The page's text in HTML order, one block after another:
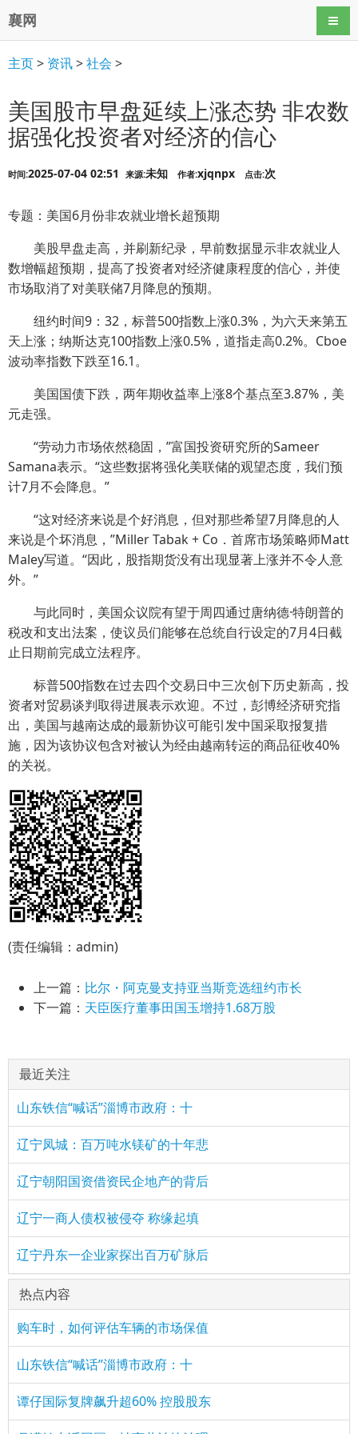
襄网 导航
主页> 资讯>社会 >
美国股市早盘延续上涨态势 非农数
据强化投资者对经济的信心
时间:2025-07-04 02:51 来源:未知 作者:xjqnpx 点击:次
专题：美国6月份非农就业增长超预期
美股早盘走高，并刷新纪录，早前数据显示非农就业人
数增幅超预期，提高了投资者对经济健康程度的信心，并使
市场取消了对美联储7月降息的预期。
纽约时间9：32，标普500指数上涨0.3%，为六天来第五
天上涨；纳斯达克100指数上涨0.5%，道指走高0.2%。Cboe
波动率指数下跌至16.1。
美国国债下跌，两年期收益率上涨8个基点至3.87%，美
元走强。
“劳动力市场依然稳固，”富国投资研究所的Sameer
Samana表示。“这些数据将强化美联储的观望态度，我们预
计7月不会降息。”
“这对经济来说是个好消息，但对那些希望7月降息的人
来说是个坏消息，”Miller Tabak + Co．首席市场策略师Matt
Maley写道。“因此，股指期货没有出现显著上涨并不令人意
外。”
与此同时，美国众议院有望于周四通过唐纳德·特朗普的
税改和支出法案，使议员们能够在总统自行设定的7月4日截
止日期前完成立法程序。
标普500指数在过去四个交易日中三次创下历史新高，投
资者对贸易谈判取得进展表示欢迎。不过，彭博经济研究指
出，美国与越南达成的最新协议可能引发中国采取报复措
施，因为该协议包含对被认为经由越南转运的商品征收40%
的关祱。
(责任编辑：admin)
上一篇： 比尔・阿克曼支持亚当斯竞选纽约市长
下一篇： 天臣医疗董事田国玉增持1.68万股
最近关注
山东铁信“喊话”淄博市政府：十
辽宁凤城：百万吨水镁矿的十年悲
辽宁朝阳国资借资民企地产的背后
辽宁一商人债权被侵夺 称缘起填
辽宁丹东一企业家探出百万矿脉后
热点内容
购车时，如何评估车辆的市场保值
山东铁信“喊话”淄博市政府：十
谭仔国际复牌飙升超60% 控股股东